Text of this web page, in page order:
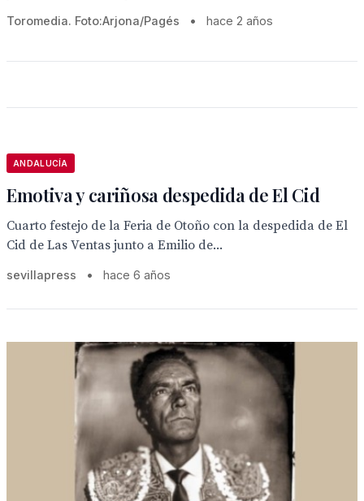
Toromedia. Foto:Arjona/Pagés • hace 2 años
ANDALUCÍA
Emotiva y cariñosa despedida de El Cid
Cuarto festejo de la Feria de Otoño con la despedida de El
Cid de Las Ventas junto a Emilio de...
sevillapress • hace 6 años